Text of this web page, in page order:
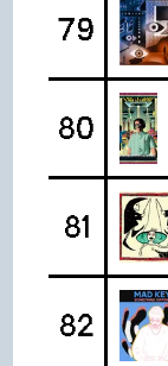
79
80
81
82